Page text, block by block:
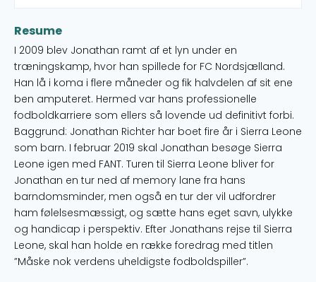
Resume
I 2009 blev Jonathan ramt af et lyn under en
træningskamp, hvor han spillede for FC Nordsjælland.
Han lå i koma i flere måneder og fik halvdelen af sit ene
ben amputeret. Hermed var hans professionelle
fodboldkarriere som ellers så lovende ud definitivt forbi.
Baggrund: Jonathan Richter har boet fire år i Sierra Leone
som barn. I februar 2019 skal Jonathan besøge Sierra
Leone igen med FANT. Turen til Sierra Leone bliver for
Jonathan en tur ned af memory lane fra hans
barndomsminder, men også en tur der vil udfordrer
ham følelsesmæssigt, og sætte hans eget savn, ulykke
og handicap i perspektiv. Efter Jonathans rejse til Sierra
Leone, skal han holde en række foredrag med titlen
”Måske nok verdens uheldigste fodboldspiller”.